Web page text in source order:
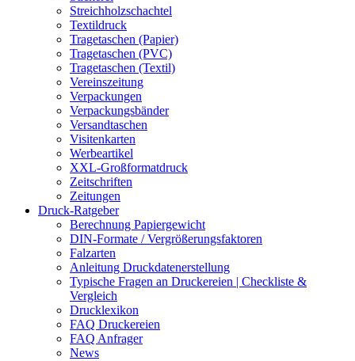
Streichholzschachtel
Textildruck
Tragetaschen (Papier)
Tragetaschen (PVC)
Tragetaschen (Textil)
Vereinszeitung
Verpackungen
Verpackungsbänder
Versandtaschen
Visitenkarten
Werbeartikel
XXL-Großformatdruck
Zeitschriften
Zeitungen
Druck-Ratgeber
Berechnung Papiergewicht
DIN-Formate / Vergrößerungsfaktoren
Falzarten
Anleitung Druckdatenerstellung
Typische Fragen an Druckereien | Checkliste &
Vergleich
Drucklexikon
FAQ Druckereien
FAQ Anfrager
News